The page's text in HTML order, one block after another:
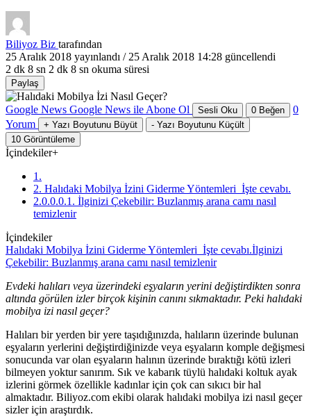
Biliyoz Biz tarafından
25 Aralık 2018 yayınlandı / 25 Aralık 2018 14:28 güncellendi
2 dk 8 sn 2 dk 8 sn okuma süresi
Paylaş
Google News Google News ile Abone Ol Sesli Oku 0 Beğen
0
Yorum
+ Yazı Boyutunu Büyüt - Yazı Boyutunu Küçült
10 Görüntüleme
İçindekiler+
1.
2. Halıdaki Mobilya İzini Giderme Yöntemleri İşte cevabı.
2.0.0.0.1. İlginizi Çekebilir: Buzlanmış arana camı nasıl
temizlenir
İçindekiler
Halıdaki Mobilya İzini Giderme Yöntemleri İşte cevabı.İlginizi
Çekebilir: Buzlanmış arana camı nasıl temizlenir
Evdeki halıları veya üzerindeki eşyaların yerini değiştirdikten sonra
altında görülen izler birçok kişinin canını sıkmaktadır. Peki halıdaki
mobilya izi nasıl geçer?
Halıları bir yerden bir yere taşıdığınızda, halıların üzerinde bulunan
eşyaların yerlerini değiştirdiğinizde veya eşyaların komple değişmesi
sonucunda var olan eşyaların halının üzerinde bıraktığı kötü izleri
bilmeyen yoktur sanırım. Sık ve kabarık tüylü halıdaki koltuk ayak
izlerini görmek özellikle kadınlar için çok can sıkıcı bir hal
almaktadır. Biliyoz.com ekibi olarak halıdaki mobilya izi nasıl geçer
sizler için araştırdık.